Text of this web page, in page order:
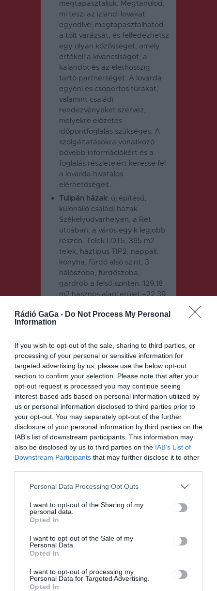
Rádió GaGa - Do Not Process My Personal
Information
If you wish to opt-out of the sale, sharing to third parties, or
processing of your personal or sensitive information for
targeted advertising by us, please use the below opt-out
section to confirm your selection. Please note that after your
opt-out request is processed you may continue seeing
interest-based ads based on personal information utilized by
us or personal information disclosed to third parties prior to
your opt-out. You may separately opt-out of the further
disclosure of your personal information by third parties on the
IAB’s list of downstream participants. This information may
also be disclosed by us to third parties on the IAB’s List of
Downstream Participants that may further disclose it to other
Personal Data Processing Opt Outs
I want to opt-out of the Sharing of my
personal data.
Opted In
I want to opt-out of the Sale of my
Personal Data.
Opted In
I want to opt-out of processing my
Personal Data for Targeted Advertising.
Opted In
megtapasztaljuk. Megtanulod,
mi teszi az izlandi lovakat
egyedivé, megtapasztalhatod
a tölt varázsát, és felfedezhetsz
egy olyan közösséget, amely
értékeli a kíváncsiságot, a
kalandot és az élethosszig
tartó partnerséget. A lovarda
egyéni és csoportos túrákat,
valamint családi
rendezvényeket szervez,
melyekre előzetes
időpontfoglalás szükséges. A
szolgáltatásokra vonatkozó
bővebb információkért és a
foglalás részleteiért keresse fel
a lovarda hivatalos
elérhetőségeit.
Tulipán házak: új építésű,
különálló családi házak
Székelyudvarhelyen, a Rét
utcában, a város egyik legjobb
részén. Telek LOT5, 395 m2
telek, háztípus TIP2, nappali,
konyha, fürdő alsó szint, 3
hálószoba, fürdőszoba,
gardrob a felső szinten. 129,18
m2 hasznos alapterület +22,39
téglából készült, Austrotherm
vastag Rockwool kőzetgyapott
emeleti szigetelés, ADF
Salamander, Maco M Power
rejtett sarkas biztonsági
vasalattal felszerelt, 3 rétegű, 3
fémfóliás, 48 mm vastag
üvegszerkezetű prémium
nyílászárók, 4 KW-os hybrid
DEYE mono, matt fekete
napelem rendszer,
decentralizált hővisszanyerős
kábelezés, riasztó és
Kétféle ár választható:
párkányok, csatornák
felszerelve, belül 1x festett
külső tereprendezés, kerítés,
autóbeállók térkövezve, járdák